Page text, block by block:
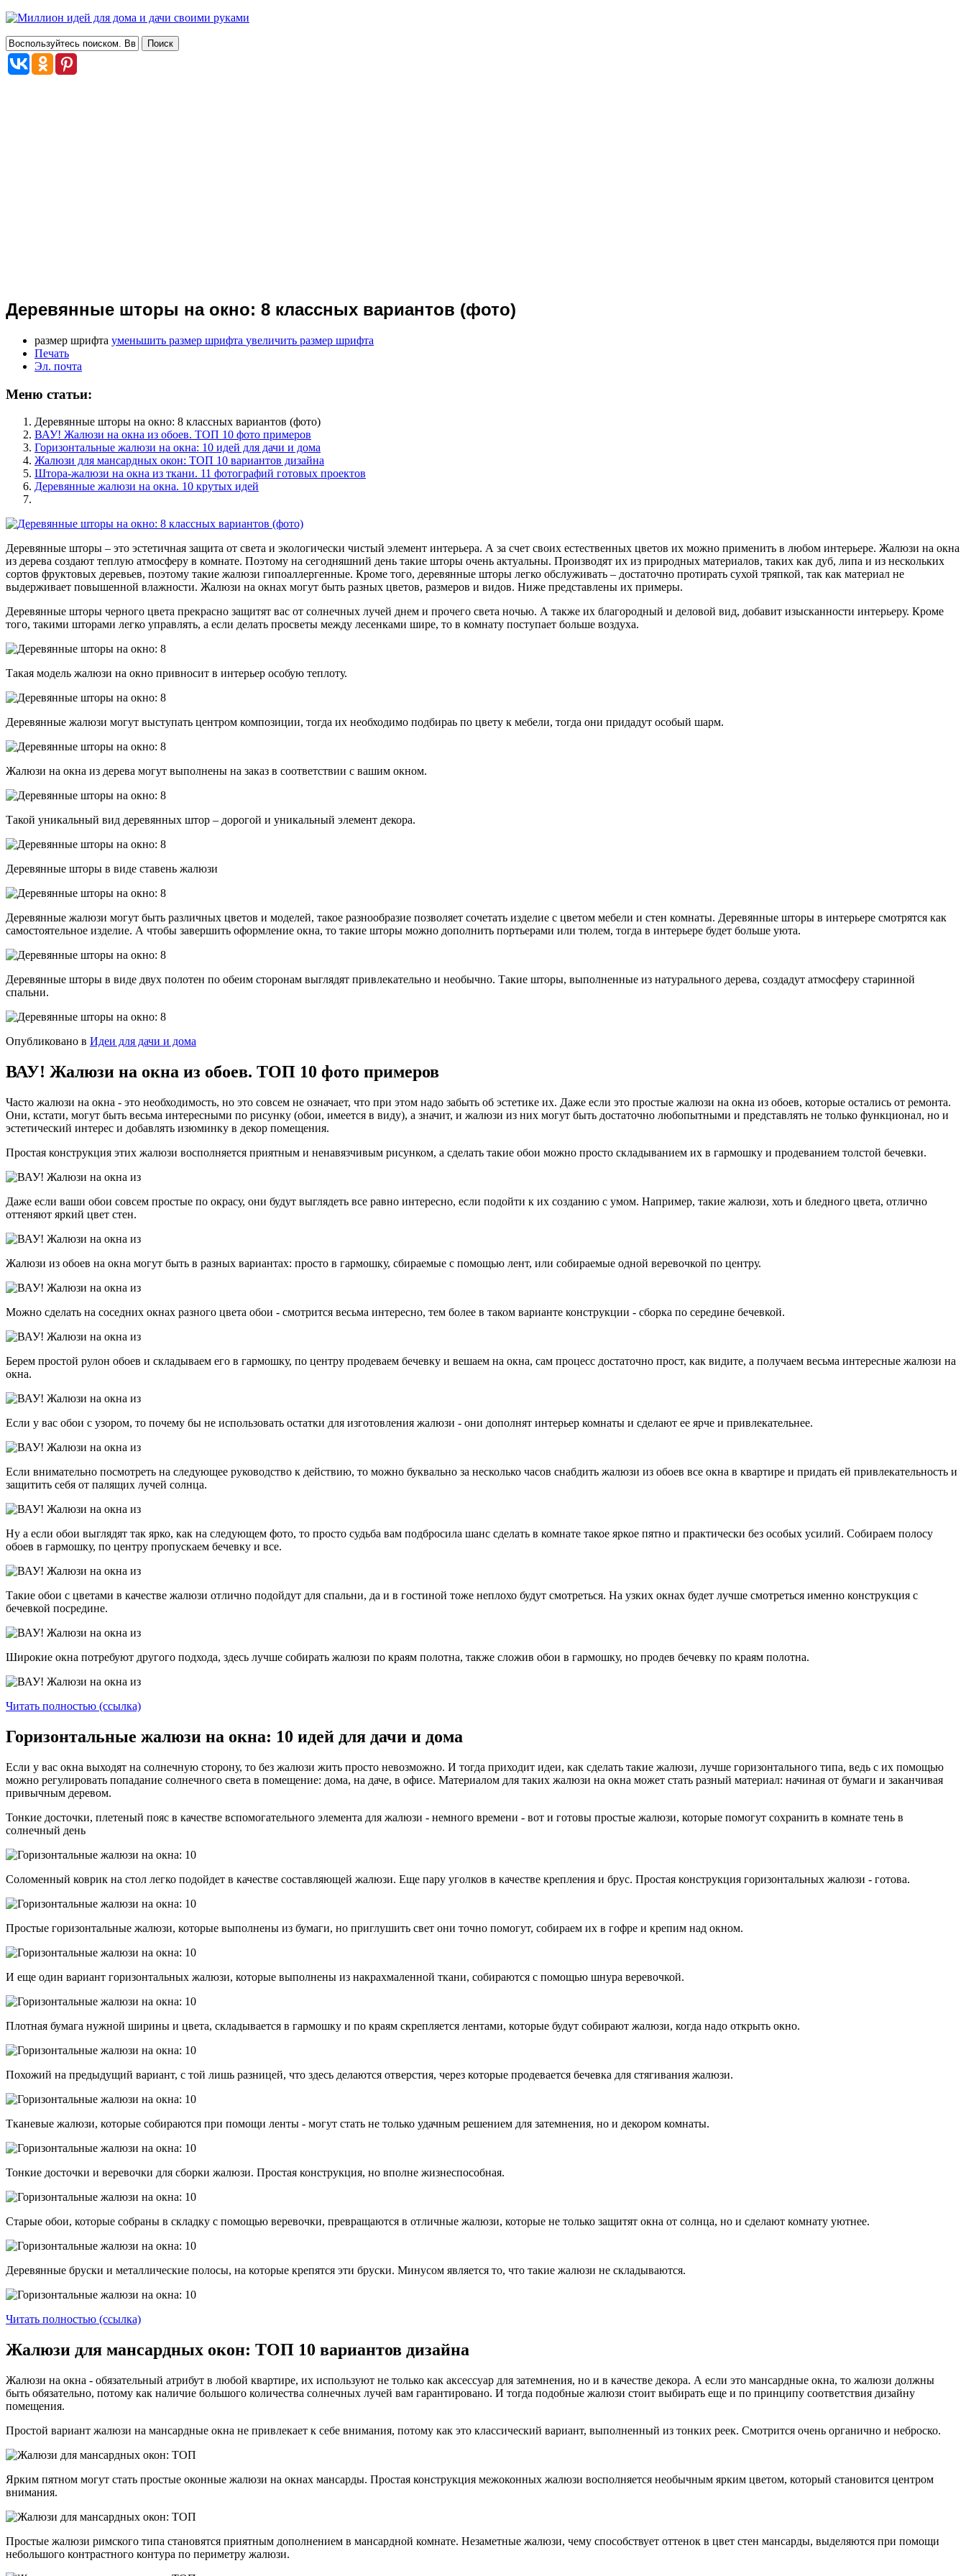
Деревянные шторы на окно: 8 классных вариантов (фото)
размер шрифта уменьшить размер шрифта увеличить размер шрифта
Печать
Эл. почта
Меню статьи:
Деревянные шторы на окно: 8 классных вариантов (фото)
ВАУ! Жалюзи на окна из обоев. ТОП 10 фото примеров
Горизонтальные жалюзи на окна: 10 идей для дачи и дома
Жалюзи для мансардных окон: ТОП 10 вариантов дизайна
Штора-жалюзи на окна из ткани. 11 фотографий готовых проектов
Деревянные жалюзи на окна. 10 крутых идей
Деревянные шторы – это эстетичная защита от света и экологически чистый элемент интерьера. А за счет своих естественных цветов их можно применить в любом интерьере. Жалюзи на окна
из дерева создают теплую атмосферу в комнате. Поэтому на сегодняшний день такие шторы очень актуальны. Производят их из природных материалов, таких как дуб, липа и из нескольких
сортов фруктовых деревьев, поэтому такие жалюзи гипоаллергенные. Кроме того, деревянные шторы легко обслуживать – достаточно протирать сухой тряпкой, так как материал не
выдерживает повышенной влажности. Жалюзи на окнах могут быть разных цветов, размеров и видов. Ниже представлены их примеры.
Деревянные шторы черного цвета прекрасно защитят вас от солнечных лучей днем и прочего света ночью. А также их благородный и деловой вид, добавит изысканности интерьеру. Кроме
того, такими шторами легко управлять, а если делать просветы между лесенками шире, то в комнату поступает больше воздуха.
Такая модель жалюзи на окно привносит в интерьер особую теплоту.
Деревянные жалюзи могут выступать центром композиции, тогда их необходимо подбираь по цвету к мебели, тогда они придадут особый шарм.
Жалюзи на окна из дерева могут выполнены на заказ в соответствии с вашим окном.
Такой уникальный вид деревянных штор – дорогой и уникальный элемент декора.
Деревянные шторы в виде ставень жалюзи
Деревянные жалюзи могут быть различных цветов и моделей, такое разнообразие позволяет сочетать изделие с цветом мебели и стен комнаты. Деревянные шторы в интерьере смотрятся как
самостоятельное изделие. А чтобы завершить оформление окна, то такие шторы можно дополнить портьерами или тюлем, тогда в интерьере будет больше уюта.
Деревянные шторы в виде двух полотен по обеим сторонам выглядят привлекательно и необычно. Такие шторы, выполненные из натурального дерева, создадут атмосферу старинной
спальни.
Опубликовано в Идеи для дачи и дома
ВАУ! Жалюзи на окна из обоев. ТОП 10 фото примеров
Часто жалюзи на окна - это необходимость, но это совсем не означает, что при этом надо забыть об эстетике их. Даже если это простые жалюзи на окна из обоев, которые остались от ремонта.
Они, кстати, могут быть весьма интересными по рисунку (обои, имеется в виду), а значит, и жалюзи из них могут быть достаточно любопытными и представлять не только функционал, но и
эстетический интерес и добавлять изюминку в декор помещения.
Простая конструкция этих жалюзи восполняется приятным и ненавязчивым рисунком, а сделать такие обои можно просто складыванием их в гармошку и продеванием толстой бечевки.
Даже если ваши обои совсем простые по окрасу, они будут выглядеть все равно интересно, если подойти к их созданию с умом. Например, такие жалюзи, хоть и бледного цвета, отлично
оттеняют яркий цвет стен.
Жалюзи из обоев на окна могут быть в разных вариантах: просто в гармошку, сбираемые с помощью лент, или собираемые одной веревочкой по центру.
Можно сделать на соседних окнах разного цвета обои - смотрится весьма интересно, тем более в таком варианте конструкции - сборка по середине бечевкой.
Берем простой рулон обоев и складываем его в гармошку, по центру продеваем бечевку и вешаем на окна, сам процесс достаточно прост, как видите, а получаем весьма интересные жалюзи на
окна.
Если у вас обои с узором, то почему бы не использовать остатки для изготовления жалюзи - они дополнят интерьер комнаты и сделают ее ярче и привлекательнее.
Если внимательно посмотреть на следующее руководство к действию, то можно буквально за несколько часов снабдить жалюзи из обоев все окна в квартире и придать ей привлекательность и
защитить себя от палящих лучей солнца.
Ну а если обои выглядят так ярко, как на следующем фото, то просто судьба вам подбросила шанс сделать в комнате такое яркое пятно и практически без особых усилий. Собираем полосу
обоев в гармошку, по центру пропускаем бечевку и все.
Такие обои с цветами в качестве жалюзи отлично подойдут для спальни, да и в гостиной тоже неплохо будут смотреться. На узких окнах будет лучше смотреться именно конструкция с
бечевкой посредине.
Широкие окна потребуют другого подхода, здесь лучше собирать жалюзи по краям полотна, также сложив обои в гармошку, но продев бечевку по краям полотна.
Читать полностью (ссылка)
Горизонтальные жалюзи на окна: 10 идей для дачи и дома
Если у вас окна выходят на солнечную сторону, то без жалюзи жить просто невозможно. И тогда приходит идеи, как сделать такие жалюзи, лучше горизонтального типа, ведь с их помощью
можно регулировать попадание солнечного света в помещение: дома, на даче, в офисе. Материалом для таких жалюзи на окна может стать разный материал: начиная от бумаги и заканчивая
привычным деревом.
Тонкие досточки, плетеный пояс в качестве вспомогательного элемента для жалюзи - немного времени - вот и готовы простые жалюзи, которые помогут сохранить в комнате тень в
солнечный день
Соломенный коврик на стол легко подойдет в качестве составляющей жалюзи. Еще пару уголков в качестве крепления и брус. Простая конструкция горизонтальных жалюзи - готова.
Простые горизонтальные жалюзи, которые выполнены из бумаги, но приглушить свет они точно помогут, собираем их в гофре и крепим над окном.
И еще один вариант горизонтальных жалюзи, которые выполнены из накрахмаленной ткани, собираются с помощью шнура веревочкой.
Плотная бумага нужной ширины и цвета, складывается в гармошку и по краям скрепляется лентами, которые будут собирают жалюзи, когда надо открыть окно.
Похожий на предыдущий вариант, с той лишь разницей, что здесь делаются отверстия, через которые продевается бечевка для стягивания жалюзи.
Тканевые жалюзи, которые собираются при помощи ленты - могут стать не только удачным решением для затемнения, но и декором комнаты.
Тонкие досточки и веревочки для сборки жалюзи. Простая конструкция, но вполне жизнеспособная.
Старые обои, которые собраны в складку с помощью веревочки, превращаются в отличные жалюзи, которые не только защитят окна от солнца, но и сделают комнату уютнее.
Деревянные бруски и металлические полосы, на которые крепятся эти бруски. Минусом является то, что такие жалюзи не складываются.
Читать полностью (ссылка)
Жалюзи для мансардных окон: ТОП 10 вариантов дизайна
Жалюзи на окна - обязательный атрибут в любой квартире, их используют не только как аксессуар для затемнения, но и в качестве декора. А если это мансардные окна, то жалюзи должны
быть обязательно, потому как наличие большого количества солнечных лучей вам гарантировано. И тогда подобные жалюзи стоит выбирать еще и по принципу соответствия дизайну
помещения.
Простой вариант жалюзи на мансардные окна не привлекает к себе внимания, потому как это классический вариант, выполненный из тонких реек. Смотрится очень органично и неброско.
Ярким пятном могут стать простые оконные жалюзи на окнах мансарды. Простая конструкция межоконных жалюзи восполняется необычным ярким цветом, который становится центром
внимания.
Простые жалюзи римского типа становятся приятным дополнением в мансардной комнате. Незаметные жалюзи, чему способствует оттенок в цвет стен мансарды, выделяются при помощи
небольшого контрастного контура по периметру жалюзи.